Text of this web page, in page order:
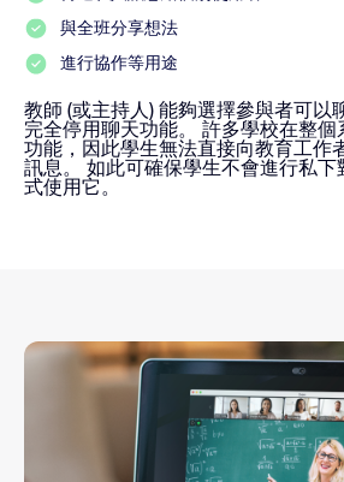
與全班分享想法
進行協作等用途
教師 (或主持人) 能夠選擇參與者可以
完全停用聊天功能。 許多學校在整
功能，因此學生無法直接向教育工作
訊息。 如此可確保學生不會進行私
式使用它。